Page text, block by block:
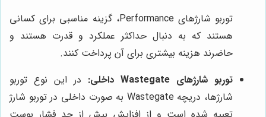
توربو شارژهای Performance، گزینه مناسبی برای کسانی
هستند که به دنبال حداکثر عملکرد و قدرت هستند و
حاضرند هزینه بیشتری برای آن پرداخت کنند.
توربو شارژهای Wastegate داخلی:
در این نوع توربو
شارژها، دریچه Wastegate به صورت داخلی در توربو شارژ